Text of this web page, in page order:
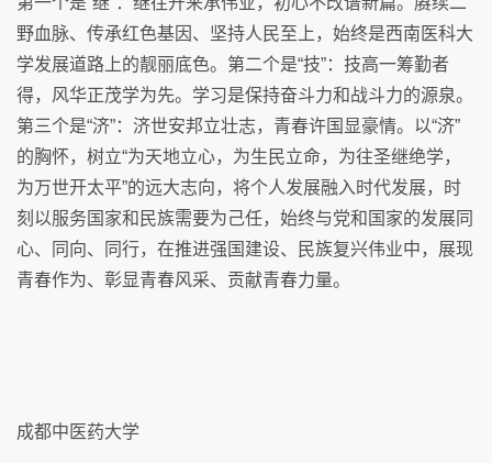
野血脉、传承红色基因、坚持人民至上，始终是西南医科大
学发展道路上的靓丽底色。第二个是“技”：技高一筹勤者
得，风华正茂学为先。学习是保持奋斗力和战斗力的源泉。
第三个是“济”：济世安邦立壮志，青春许国显豪情。以“济”
的胸怀，树立“为天地立心，为生民立命，为往圣继绝学，
为万世开太平”的远大志向，将个人发展融入时代发展，时
刻以服务国家和民族需要为己任，始终与党和国家的发展同
心、同向、同行，在推进强国建设、民族复兴伟业中，展现
青春作为、彰显青春风采、贡献青春力量。
成都中医药大学